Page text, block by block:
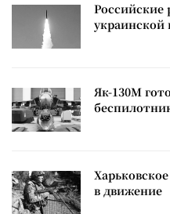
Российские
украинской
Як-130М
в движение